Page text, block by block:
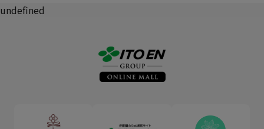
undefined